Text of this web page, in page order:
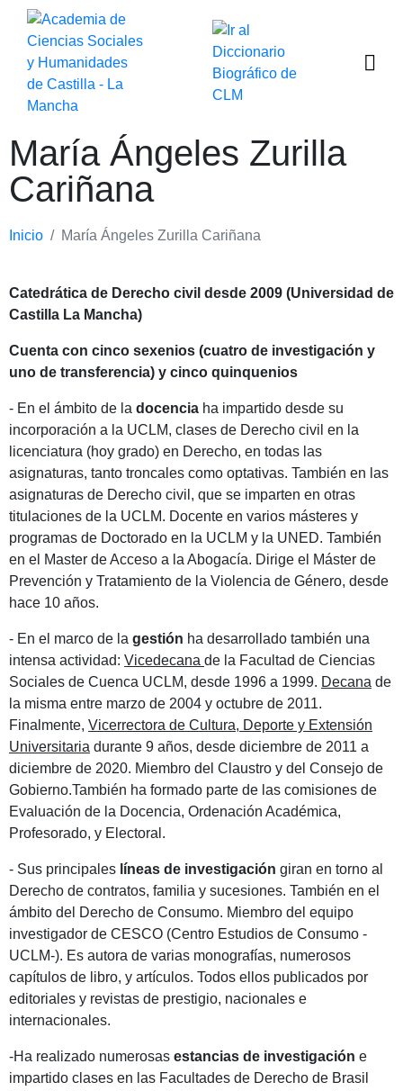
María Ángeles Zurilla
Cariñana
Inicio María Ángeles Zurilla Cariñana
Catedrática de Derecho civil desde 2009 (Universidad de
Castilla La Mancha)
Cuenta con cinco sexenios (cuatro de investigación y
uno de transferencia) y cinco quinquenios
- En el ámbito de la docencia ha impartido desde su
incorporación a la UCLM, clases de Derecho civil en la
licenciatura (hoy grado) en Derecho, en todas las
asignaturas, tanto troncales como optativas. También en las
asignaturas de Derecho civil, que se imparten en otras
titulaciones de la UCLM. Docente en varios másteres y
programas de Doctorado en la UCLM y la UNED. También
en el Master de Acceso a la Abogacía. Dirige el Máster de
Prevención y Tratamiento de la Violencia de Género, desde
hace 10 años.
- En el marco de la gestión ha desarrollado también una
intensa actividad: Vicedecana de la Facultad de Ciencias
Sociales de Cuenca UCLM, desde 1996 a 1999. Decana de
la misma entre marzo de 2004 y octubre de 2011.
Finalmente, Vicerrectora de Cultura, Deporte y Extensión
Universitaria durante 9 años, desde diciembre de 2011 a
diciembre de 2020. Miembro del Claustro y del Consejo de
Gobierno.También ha formado parte de las comisiones de
Evaluación de la Docencia, Ordenación Académica,
Profesorado, y Electoral.
- Sus principales líneas de investigación giran en torno al
Derecho de contratos, familia y sucesiones. También en el
ámbito del Derecho de Consumo. Miembro del equipo
investigador de CESCO (Centro Estudios de Consumo -
UCLM-). Es autora de varias monografías, numerosos
capítulos de libro, y artículos. Todos ellos publicados por
editoriales y revistas de prestigio, nacionales e
internacionales.
-Ha realizado numerosas estancias de investigación e
impartido clases en las Facultades de Derecho de Brasil